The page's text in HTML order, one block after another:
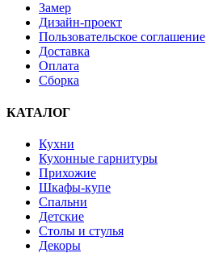
Замер
Дизайн-проект
Пользовательское соглашение
Доставка
Оплата
Сборка
КАТАЛОГ
Кухни
Кухонные гарнитуры
Прихожие
Шкафы-купе
Спальни
Детские
Столы и стулья
Декоры